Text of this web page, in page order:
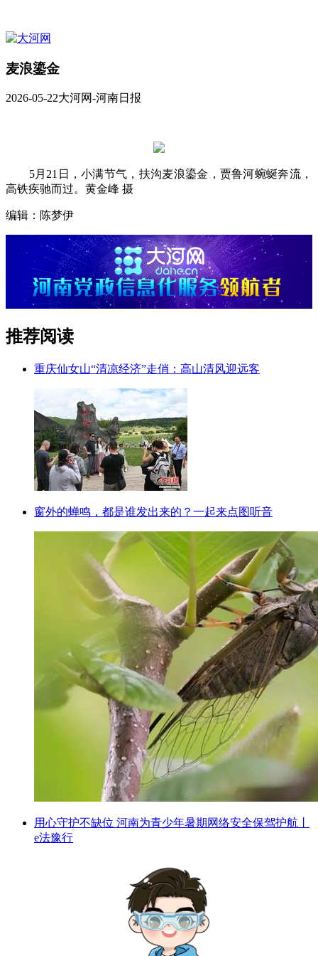
麦浪鎏金
2026-05-22大河网-河南日报
5月21日，小满节气，扶沟麦浪鎏金，贾鲁河蜿蜒奔流，
高铁疾驰而过。黄金峰 摄
编辑：陈梦伊
推荐阅读
重庆仙女山“清凉经济”走俏：高山清风迎远客
窗外的蝉鸣，都是谁发出来的？一起来点图听音
用心守护不缺位 河南为青少年暑期网络安全保驾护航丨
e法豫行